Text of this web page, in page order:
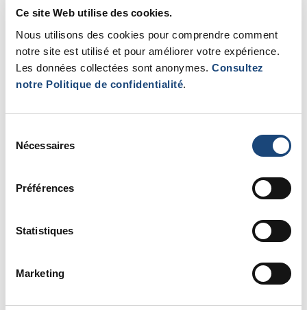
Ce site Web utilise des cookies.
Nous utilisons des cookies pour comprendre comment
notre site est utilisé et pour améliorer votre expérience.
Les données collectées sont anonymes. Consultez
notre Politique de confidentialité.
Nécessaires
Préférences
Statistiques
Marketing
médecins de diagnostiquer le cancer avant qu'il ne soit
trop tard, et ainsi contribuer à sauver des millions de
vies.
Les essais cliniques pour DOvEEgene devraient
Québec, Genome Canada et la Fondation du CUSM, qui
recueille deux millions de dollars pour cette recherche